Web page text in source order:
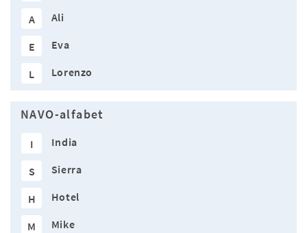
A Ali
E Eva
L Lorenzo
NAVO-alfabet
I India
S Sierra
H Hotel
M Mike